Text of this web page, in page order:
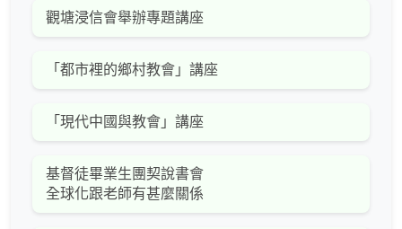
觀塘浸信會舉辦專題講座
「都市裡的鄉村教會」講座
「現代中國與教會」講座
基督徒畢業生團契說書會
全球化跟老師有甚麼關係